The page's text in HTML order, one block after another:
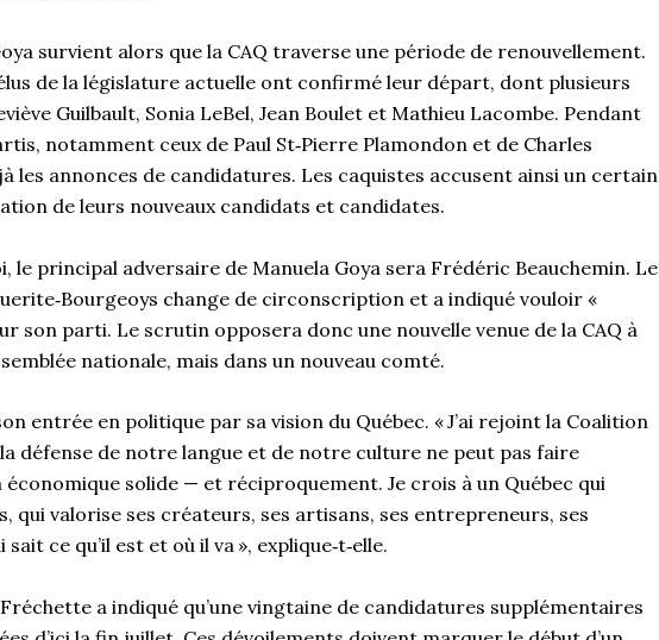
survient alors que la CAQ traverse une période de renouvellement.
de la législature actuelle ont confirmé leur départ, dont plusieurs
Guilbault, Sonia LeBel, Jean Boulet et Mathieu Lacombe. Pendant
notamment ceux de Paul St‑Pierre Plamondon et de Charles
les annonces de candidatures. Les caquistes accusent ainsi un certain
de leurs nouveaux candidats et candidates.
le principal adversaire de Manuela Goya sera Frédéric Beauchemin. Le
change de circonscription et a indiqué vouloir «
son parti. Le scrutin opposera donc une nouvelle venue de la CAQ à
nationale, mais dans un nouveau comté.
entrée en politique par sa vision du Québec. « J’ai rejoint la Coalition
défense de notre langue et de notre culture ne peut pas faire
économique solide — et réciproquement. Je crois à un Québec qui
qui valorise ses créateurs, ses artisans, ses entrepreneurs, ses
ce qu’il est et où il va », explique‑t‑elle.
a indiqué qu’une vingtaine de candidatures supplémentaires